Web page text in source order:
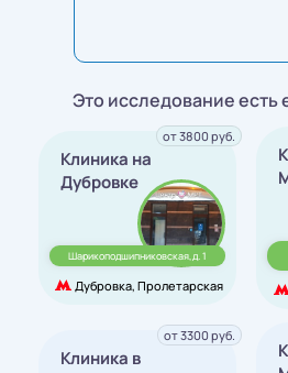
Это исследование есть
Клиника на
Дубровке
Шарикоподшипниковская,д. 1
Дубровка, Пролетарская
от 3800 руб.
Клиника в
от 3300 руб.